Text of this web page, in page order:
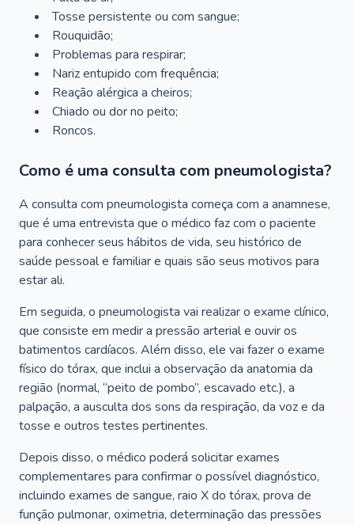
Tosse persistente ou com sangue;
Rouquidão;
Problemas para respirar;
Nariz entupido com frequência;
Reação alérgica a cheiros;
Chiado ou dor no peito;
Roncos.
Como é uma consulta com pneumologista?
A consulta com pneumologista começa com a anamnese,
que é uma entrevista que o médico faz com o paciente
para conhecer seus hábitos de vida, seu histórico de
saúde pessoal e familiar e quais são seus motivos para
estar ali.
Em seguida, o pneumologista vai realizar o exame clínico,
que consiste em medir a pressão arterial e ouvir os
batimentos cardíacos. Além disso, ele vai fazer o exame
físico do tórax, que inclui a observação da anatomia da
região (normal, “peito de pombo”, escavado etc.), a
palpação, a ausculta dos sons da respiração, da voz e da
tosse e outros testes pertinentes.
Depois disso, o médico poderá solicitar exames
complementares para confirmar o possível diagnóstico,
incluindo exames de sangue, raio X do tórax, prova de
função pulmonar, oximetria, determinação das pressões